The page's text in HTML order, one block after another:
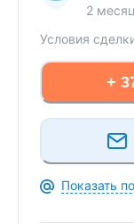
Звоните, в
квартиру.
2
Условия
+
Показать